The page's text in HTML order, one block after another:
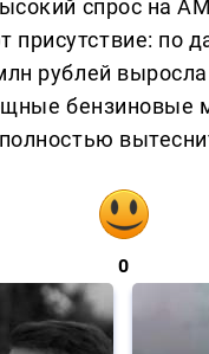
спрос на
по
рублей
бензиновые
0